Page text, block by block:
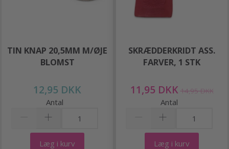
TIN KNAP 20,5MM M/ØJE
BLOMST
12,95 DKK
Antal
Læg i kurv
SKRÆDDERKRIDT ASS.
FARVER, 1 STK
11,95 DKK 14,95 DKK
Antal
Læg i kurv